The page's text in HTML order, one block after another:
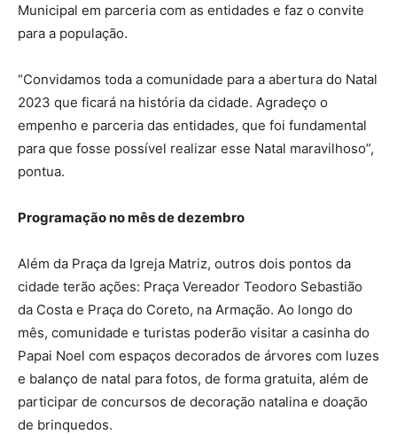
Municipal em parceria com as entidades e faz o convite
para a população.
“Convidamos toda a comunidade para a abertura do Natal
2023 que ficará na história da cidade. Agradeço o
empenho e parceria das entidades, que foi fundamental
para que fosse possível realizar esse Natal maravilhoso”,
pontua.
Programação no mês de dezembro
Além da Praça da Igreja Matriz, outros dois pontos da
cidade terão ações: Praça Vereador Teodoro Sebastião
da Costa e Praça do Coreto, na Armação. Ao longo do
mês, comunidade e turistas poderão visitar a casinha do
Papai Noel com espaços decorados de árvores com luzes
e balanço de natal para fotos, de forma gratuita, além de
participar de concursos de decoração natalina e doação
de brinquedos.